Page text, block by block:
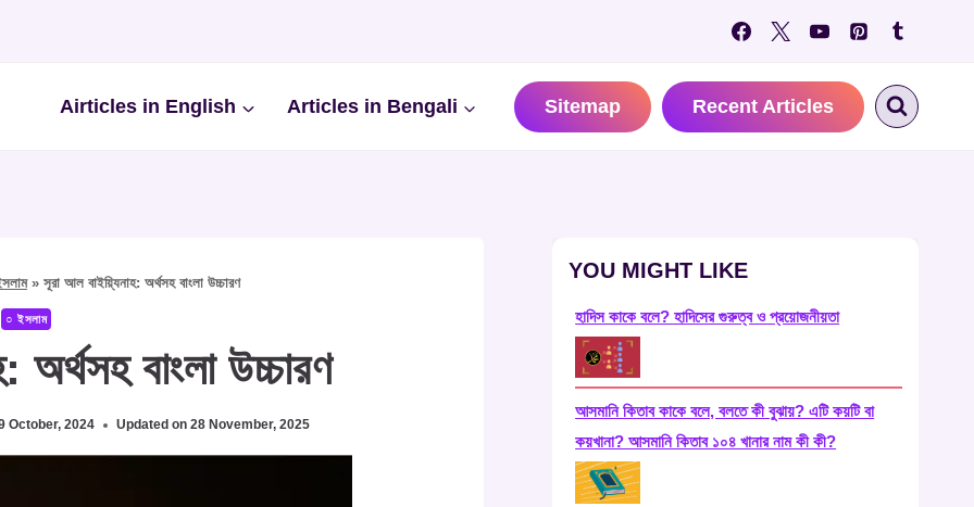
Airticles in English Articles in Bengali Sitemap Recent Articles
»সূরা আল বাইয়্যিনাহ: অর্থসহ বাংলা উচ্চারণ
○ ইসলাম
অর্থসহ বাংলা উচ্চারণ
October, 2024 Updated on 28 November, 2025
YOU MIGHT LIKE
হাদিস কাকে বলে? হাদিসের গুরুত্ব ও প্রয়োজনীয়তা
আসমানি কিতাব কাকে বলে, বলতে কী বুঝায়? এটি কয়টি বা
কয়খানা? আসমানি কিতাব ১০৪ খানার নাম কী কী?